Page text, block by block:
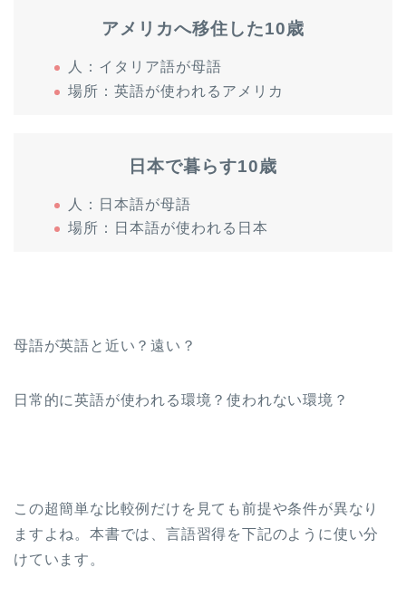
アメリカへ移住した10歳
人：イタリア語が母語
場所：英語が使われるアメリカ
日本で暮らす10歳
人：日本語が母語
場所：日本語が使われる日本
母語が英語と近い？遠い？
日常的に英語が使われる環境？使われない環境？
この超簡単な比較例だけを見ても前提や条件が異なり
ますよね。本書では、言語習得を下記のように使い分
けています。